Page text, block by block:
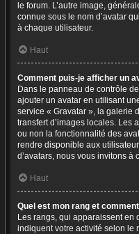
le forum. L’autre image,
connue sous le nom d’avatar
à chaque utilisateur.
Haut
Comment puis-je afficher un
Dans le panneau de contrôle
ajouter un avatar en utilisant
service « Gravatar », la galerie
transfert d’images locales. Les
ou non la fonctionnalité des
rendre disponible aux
d’avatars, nous vous invitons à
Haut
Quel est mon rang et
Les rangs, qui apparaissent en
indiquent votre activité selon le